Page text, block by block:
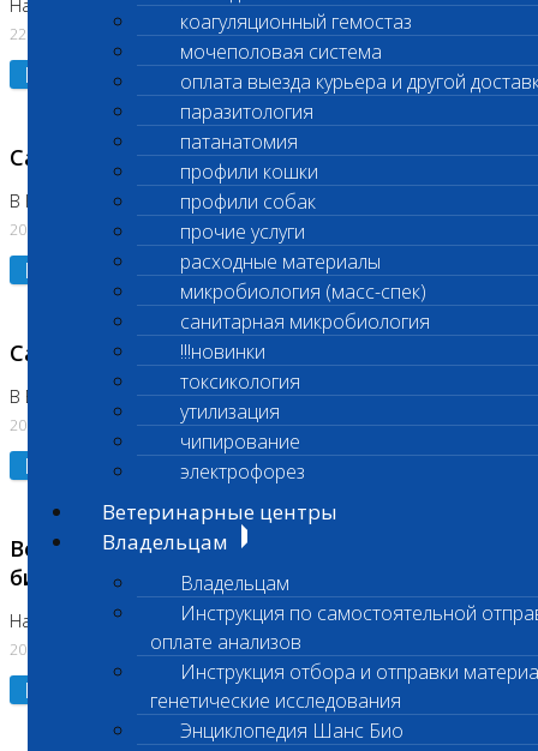
коагуляционный гемостаз
мочеполовая система
оплата выезда курьера и другой
паразитология
патанатомия
профили кошки
профили собак
прочие услуги
расходные материалы
микробиология (масс-спек)
санитарная микробиология
!!!новинки
токсикология
утилизация
чипирование
электрофорез
Ветеринарные центры
Владельцам
Владельцам
Инструкция по самостоятельной
оплате анализов
Инструкция отбора и отправки
генетические исследования
Энциклопедия Шанс Био
На Нагорной. Код ( 123,310,309)
22.07.2026
Подробнее
Санитарные дни
В Коломне 24.07.2026 и 28.07.2026
20.07.2026
Подробнее
Санитарный день
В Бутово 21.07.2026
20.07.2026
Подробнее
Возобновлено выполнение срочных
биохимических исследований
На Нагорной
20.07.2026
Подробнее